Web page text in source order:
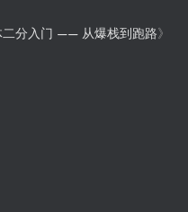
二分入门 —— 从爆栈到跑路》